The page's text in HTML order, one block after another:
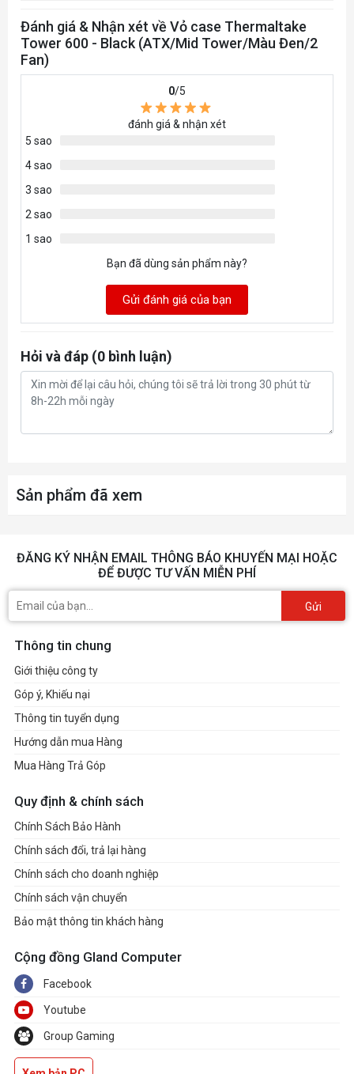
Đánh giá & Nhận xét về Vỏ case Thermaltake
Tower 600 - Black (ATX/Mid Tower/Màu Đen/2
Fan)
0/5
đánh giá & nhận xét
5 sao
4 sao
3 sao
2 sao
1 sao
Bạn đã dùng sản phẩm này?
Gửi đánh giá của bạn
Hỏi và đáp (0 bình luận)
Sản phẩm đã xem
ĐĂNG KÝ NHẬN EMAIL THÔNG BÁO KHUYẾN MẠI HOẶC
ĐỂ ĐƯỢC TƯ VẤN MIỄN PHÍ
Gửi
Thông tin chung
Giới thiệu công ty
Góp ý, Khiếu nại
Thông tin tuyển dụng
Hướng dẫn mua Hàng
Mua Hàng Trả Góp
Quy định & chính sách
Chính Sách Bảo Hành
Chính sách đổi, trả lại hàng
Chính sách cho doanh nghiệp
Chính sách vận chuyển
Bảo mật thông tin khách hàng
Cộng đồng Gland Computer
Facebook
Youtube
Group Gaming